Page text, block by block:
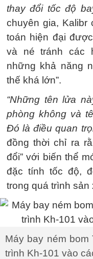
thay đổi tốc độ
chuyên gia, Kalibr
toán hiện đại
và né tránh các
những khả năng
thế khá lớn”.
“Những tên lửa
phòng không và
Đó là điều quan
đồng thời chỉ ra
đổi” với biến thể
đặc tính tốc độ,
trong quá trình sản
Máy bay ném bom
trình Kh-101 vào